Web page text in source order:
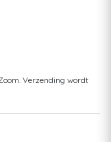
Verzending wordt